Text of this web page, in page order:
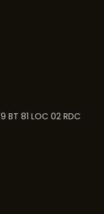
BT 81 LOC 02 RDC